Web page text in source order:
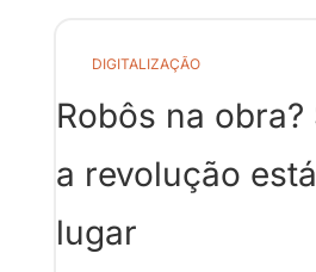
DIGITALIZAÇÃO
Robôs na obra?
a revolução
lugar